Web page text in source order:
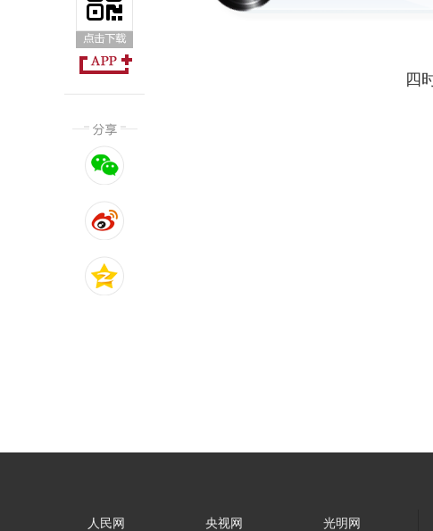
四
人民网 央视网 光明网